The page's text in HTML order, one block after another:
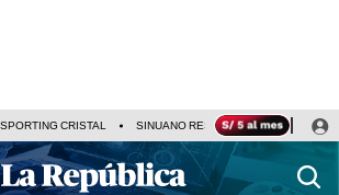
CRISTAL SINUANO RESULTADOS HOY